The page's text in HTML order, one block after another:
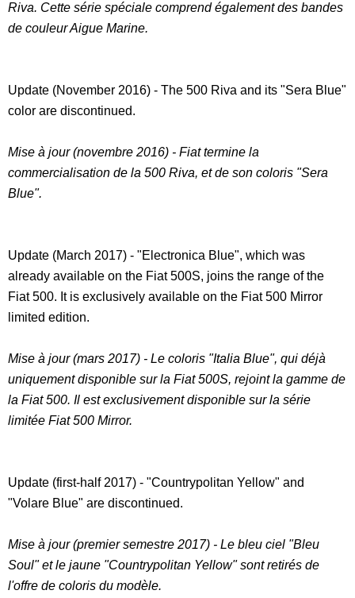
Riva. Cette série spéciale comprend également des bandes
de couleur Aigue Marine.
Update (November 2016) - The 500 Riva and its "Sera Blue"
color are discontinued.
Mise à jour (novembre 2016) - Fiat termine la
commercialisation de la 500 Riva, et de son coloris "Sera
Blue".
Update (March 2017) - "Electronica Blue", which was
already available on the Fiat 500S, joins the range of the
Fiat 500. It is exclusively available on the Fiat 500 Mirror
limited edition.
Mise à jour (mars 2017) - Le coloris "Italia Blue", qui déjà
uniquement disponible sur la Fiat 500S, rejoint la gamme de
la Fiat 500. Il est exclusivement disponible sur la série
limitée Fiat 500 Mirror.
Update (first-half 2017) - "Countrypolitan Yellow" and
"Volare Blue" are discontinued.
Mise à jour (premier semestre 2017) - Le bleu ciel "Bleu
Soul" et le jaune "Countrypolitan Yellow" sont retirés de
l'offre de coloris du modèle.